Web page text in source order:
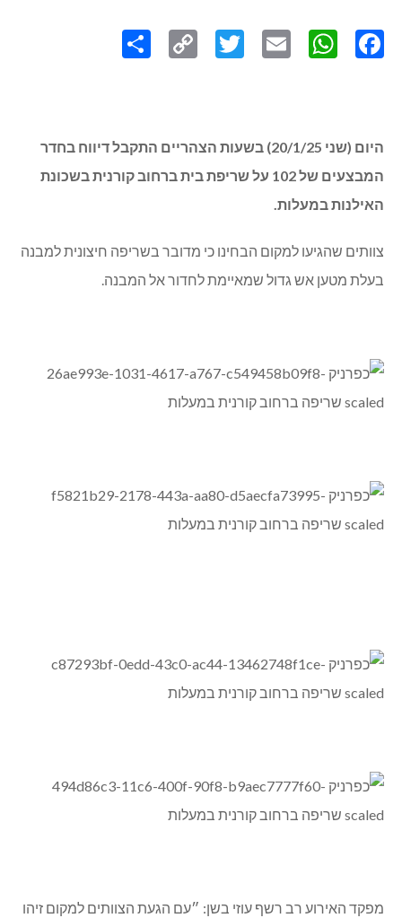
Link
היום (שני 20/1/25) בשעות הצהריים התקבל דיווח בחדר
המבצעים של 102 על שריפת בית ברחוב קורנית בשכונת
האילנות במעלות.
צוותים שהגיעו למקום הבחינו כי מדובר בשריפה חיצונית למבנה
בעלת מטען אש גדול שמאיימת לחדור אל המבנה.
מפקד האירוע רב רשף עוזי בשן: ״עם הגעת הצוותים למקום זיהו